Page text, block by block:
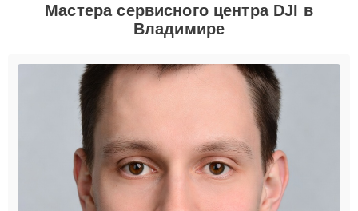
Мастера сервисного центра DJI в
Владимире